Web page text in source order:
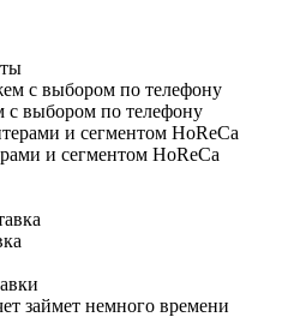
с выбором по телефону
и сегментом HoReCa
займет немного времени